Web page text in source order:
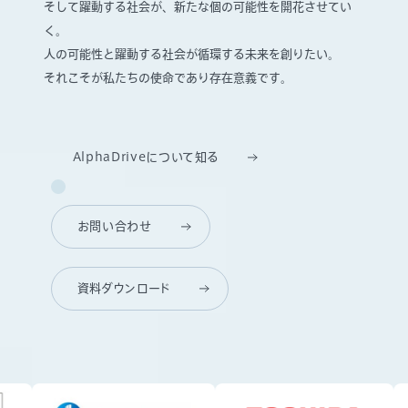
そして躍動する社会が、新たな個の可能性を開花させてい
く。
人の可能性と躍動する社会が循環する未来を創りたい。
それこそが私たちの使命であり存在意義です。
AlphaDriveについて知る
お問い合わせ
資料ダウンロード